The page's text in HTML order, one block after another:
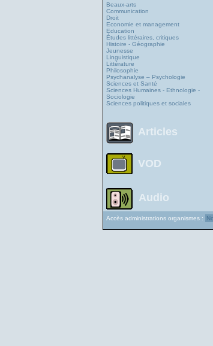
Beaux-arts
Communication
Droit
Economie et management
Education
Études littéraires, critiques
Histoire - Géographie
Jeunesse
Linguistique
Littérature
Philosophie
Psychanalyse – Psychologie
Sciences et Santé
Sciences Humaines - Ethnologie -
Sociologie
Sciences politiques et sociales
Articles
VOD
Audio
Accès administrations organismes :